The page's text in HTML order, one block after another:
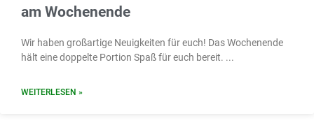
am Wochenende
Wir haben großartige Neuigkeiten für euch! Das Wochenende
hält eine doppelte Portion Spaß für euch bereit.
WEITERLESEN »